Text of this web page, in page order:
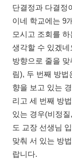
단결정과 다결정
이네 학교에는 9
모시고 조회를
생각할 수 있겠
방향으로 줄을
림), 두 번째 방법
향을 보고 있는
리고 세 번째 방
있는 경우(비정
도 교장 선생님
맞춰 서 있는 방
랍니다.